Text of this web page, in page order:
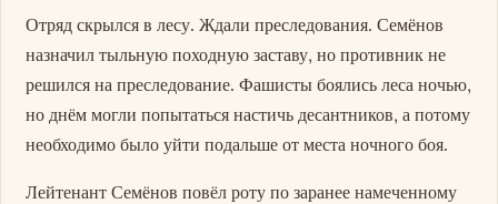
Отряд скрылся в лесу. Ждали преследования. Семёнов
назначил тыльную походную заставу, но противник не
решился на преследование. Фашисты боялись леса ночью,
но днём могли попытаться настичь десантников, а потому
необходимо было уйти подальше от места ночного боя.
Лейтенант Семёнов повёл роту по заранее намеченному